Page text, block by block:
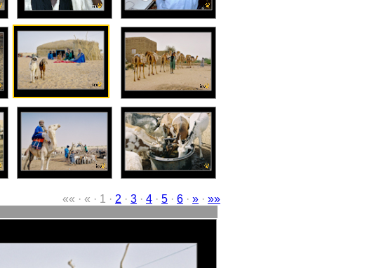
«« · « · 1 · 2 · 3 · 4 · 5 · 6 · » · »»